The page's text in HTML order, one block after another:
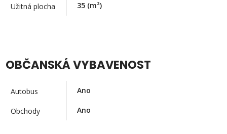
Užitná plocha 35 (m²)
OBČANSKÁ VYBAVENOST
Autobus Ano
Obchody Ano